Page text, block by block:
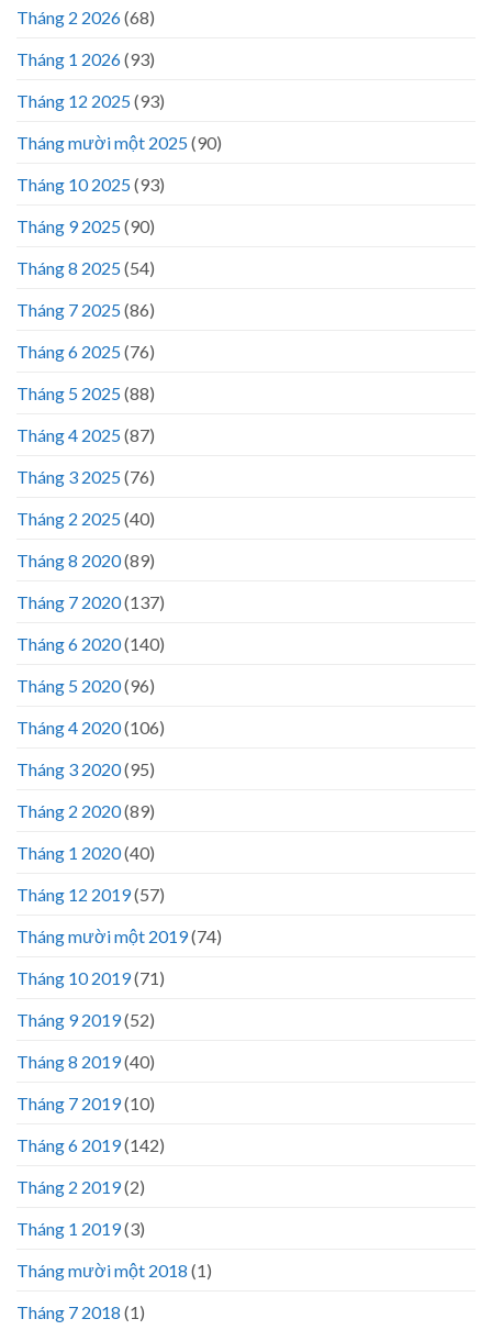
Tháng 2 2026(68)
Tháng 1 2026(93)
Tháng 12 2025(93)
Tháng mười một 2025(90)
Tháng 10 2025(93)
Tháng 9 2025(90)
Tháng 8 2025(54)
Tháng 7 2025(86)
Tháng 6 2025(76)
Tháng 5 2025(88)
Tháng 4 2025(87)
Tháng 3 2025(76)
Tháng 2 2025(40)
Tháng 8 2020(89)
Tháng 7 2020(137)
Tháng 6 2020(140)
Tháng 5 2020(96)
Tháng 4 2020(106)
Tháng 3 2020(95)
Tháng 2 2020(89)
Tháng 1 2020(40)
Tháng 12 2019(57)
Tháng mười một 2019(74)
Tháng 10 2019(71)
Tháng 9 2019(52)
Tháng 8 2019(40)
Tháng 7 2019(10)
Tháng 6 2019(142)
Tháng 2 2019(2)
Tháng 1 2019(3)
Tháng mười một 2018 (1)
Tháng 7 2018 (1)